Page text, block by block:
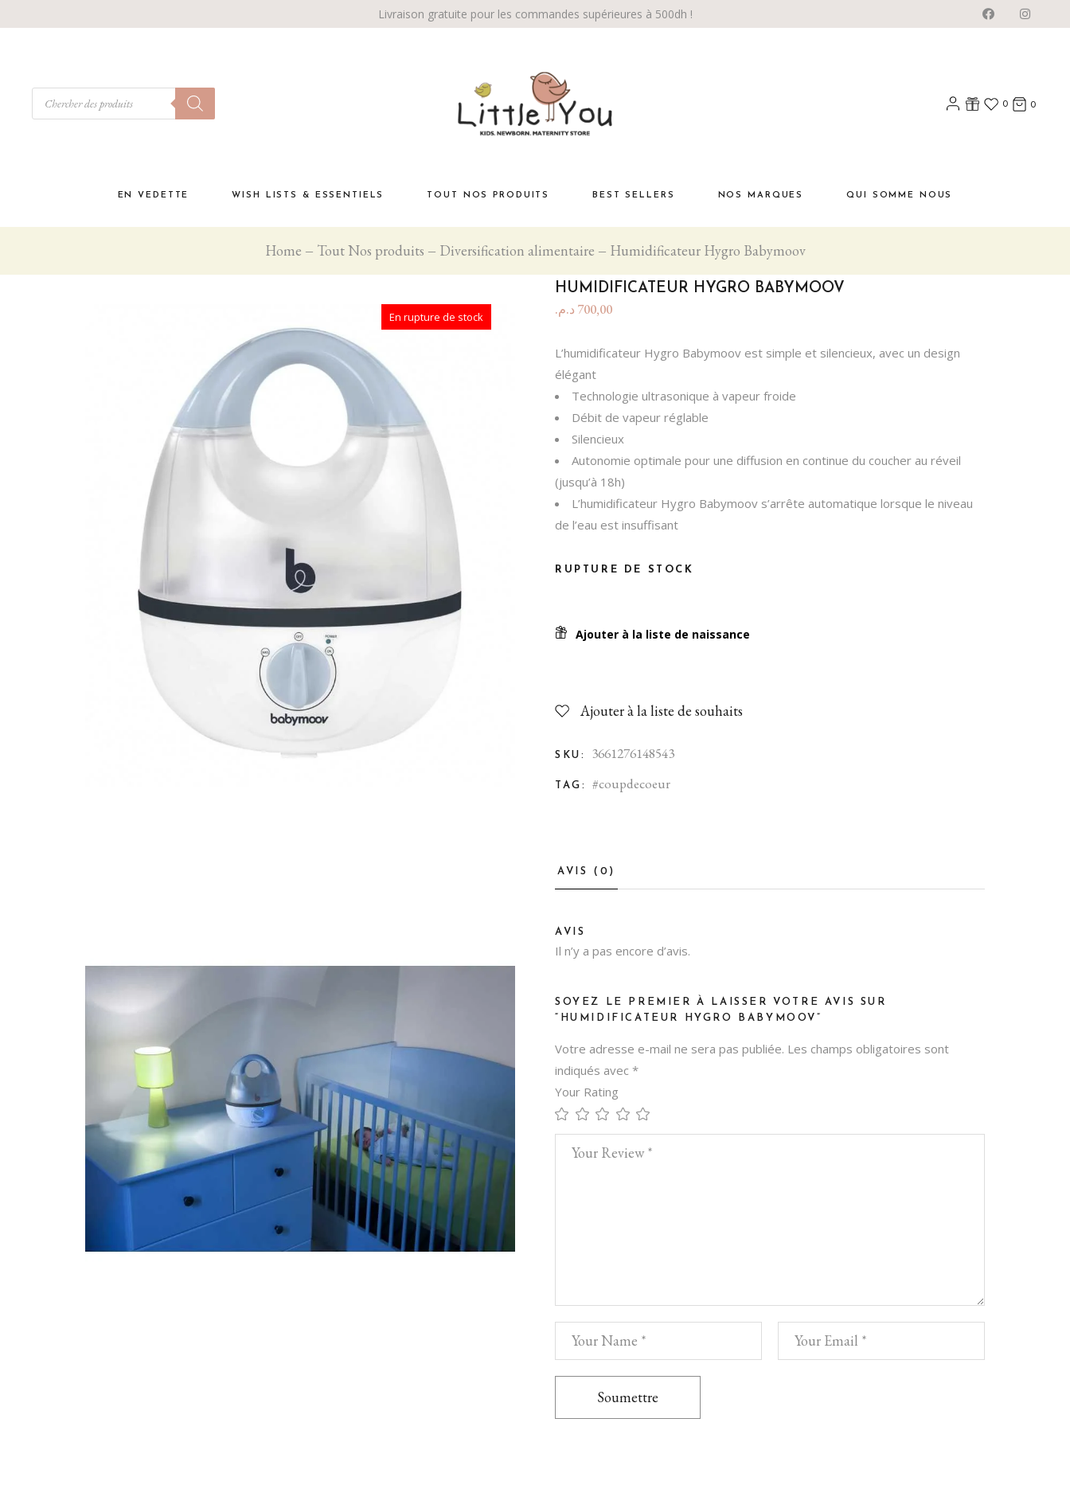
Livraison gratuite pour les commandes supérieures à 500dh !
0 0
EN VEDETTE WISH LISTS & ESSENTIELS
Babyshower
Coffrets cadeaux
Happy 1 Year List
TOUT NOS PRODUITS
Habiller bébé
Éveil bébé
Biberons et tétines
Diversification alimentaire
Nourrir bébé
Sécurité
En voiture!
Toilette & soins
BEST SELLERS NOS MARQUES QUI SOMME NOUS
Home Tout Nos produits Diversification alimentaire Humidificateur Hygro Babymoov
En rupture de stock
HUMIDIFICATEUR HYGRO BABYMOOV
700,00 د.م.
L’humidificateur Hygro Babymoov est simple et silencieux, avec un design
élégant
Technologie ultrasonique à vapeur froide
Débit de vapeur réglable
Silencieux
Autonomie optimale pour une diffusion en continue du coucher au réveil
(jusqu’à 18h)
L’humidificateur Hygro Babymoov s’arrête automatique lorsque le niveau
de l’eau est insuffisant
RUPTURE DE STOCK
Ajouter à la liste de naissance
Ajouter à la liste de souhaits
SKU: 3661276148543
TAG: #coupdecoeur
AVIS (0)
AVIS
Il n’y a pas encore d’avis.
SOYEZ LE PREMIER À LAISSER VOTRE AVIS SUR
“HUMIDIFICATEUR HYGRO BABYMOOV”
Votre adresse e-mail ne sera pas publiée. Les champs obligatoires sont
indiqués avec *
Your Rating
Soumettre